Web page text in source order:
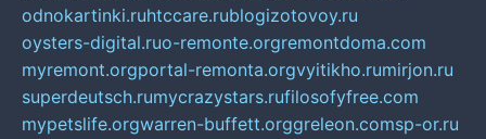
odnokartinki.ruhtccare.rublogizotovoy.ru
oysters-digital.ruo-remonte.orgremontdoma.com
myremont.orgportal-remonta.orgvyitikho.rumirjon.ru
superdeutsch.rumycrazystars.rufilosofyfree.com
mypetslife.orgwarren-buffett.orggreleon.comsp-or.ru